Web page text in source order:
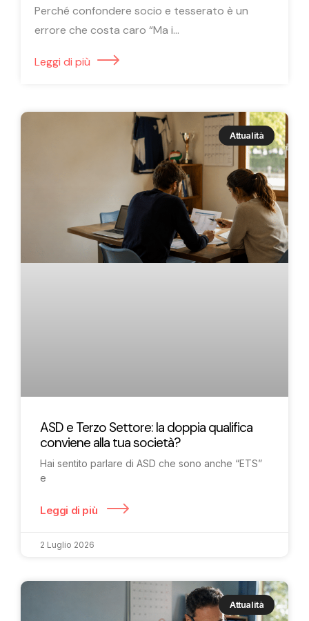
Perché confondere socio e tesserato è un
errore che costa caro “Ma i...
Leggi di più
Attualità
ASD e Terzo Settore: la doppia qualifica
conviene alla tua società?
Hai sentito parlare di ASD che sono anche “ETS”
e
Leggi di più
2 Luglio 2026
Attualità